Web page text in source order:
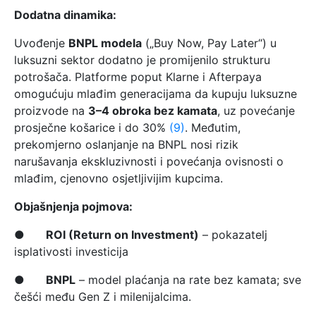
Dodatna dinamika:
Uvođenje BNPL modela („Buy Now, Pay Later“) u
luksuzni sektor dodatno je promijenilo strukturu
potrošača. Platforme poput Klarne i Afterpaya
omogućuju mlađim generacijama da kupuju luksuzne
proizvode na 3–4 obroka bez kamata, uz povećanje
prosječne košarice i do 30% (9). Međutim,
prekomjerno oslanjanje na BNPL nosi rizik
narušavanja ekskluzivnosti i povećanja ovisnosti o
mlađim, cjenovno osjetljivijim kupcima.
Objašnjenja pojmova:
● ROI (Return on Investment) – pokazatelj
isplativosti investicija
● BNPL – model plaćanja na rate bez kamata; sve
češći među Gen Z i milenijalcima.